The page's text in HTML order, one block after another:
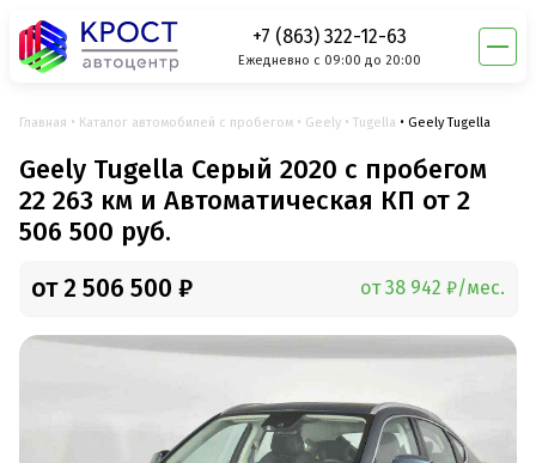
+7 (863) 322-12-63
Ежедневно с 09:00 до 20:00
Главная Каталог автомобилей с пробегом Geely Tugella Geely Tugella
Geely Tugella Серый 2020 с пробегом
22 263 км и Автоматическая КП от 2
506 500 руб.
от 2 506 500 ₽ от 38 942 ₽/мес.